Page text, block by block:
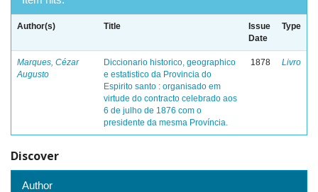
Author(s) Title
Issue
Date
Type
Marques, Cézar
Augusto
Diccionario historico, geographico
e estatistico da Provincia do
Espirito santo : organisado em
virtude do contracto celebrado aos
6 de julho de 1876 com o
presidente da mesma Província.
1878 Livro
Discover
Author